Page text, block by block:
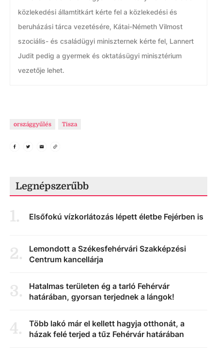
közlekedési államtitkárt kérte fel a közlekedési és
beruházási tárca vezetésére, Kátai-Németh Vilmost
szociális- és családügyi miniszternek kérte fel, Lannert
Judit pedig a gyermek és oktatásügyi minisztérium
vezetője lehet.
országgyűlés Tisza
Legnépszerűbb
1. Elsőfokú vízkorlátozás lépett életbe Fejérben is
2.
Lemondott a Székesfehérvári Szakképzési
Centrum kancellárja
3.
Hatalmas területen ég a tarló Fehérvár
határában, gyorsan terjednek a lángok!
4.
Több lakó már el kellett hagyja otthonát, a
házak felé terjed a tűz Fehérvár határában